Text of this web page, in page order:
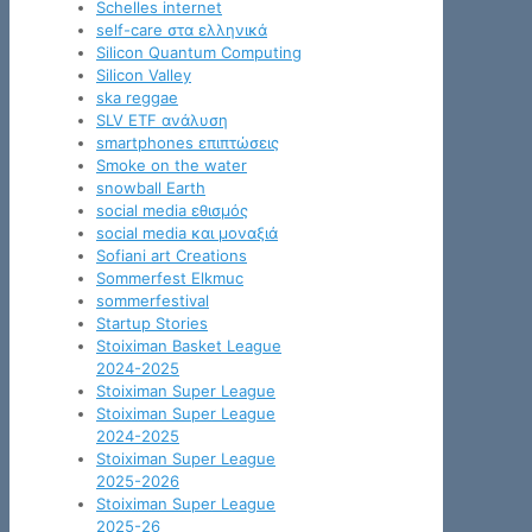
Schelles internet
self-care στα ελληνικά
Silicon Quantum Computing
Silicon Valley
ska reggae
SLV ETF ανάλυση
smartphones επιπτώσεις
Smoke on the water
snowball Earth
social media εθισμός
social media και μοναξιά
Sofiani art Creations
Sommerfest Elkmuc
sommerfestival
Startup Stories
Stoiximan Basket League
2024-2025
Stoiximan Super League
Stoiximan Super League
2024-2025
Stoiximan Super League
2025-2026
Stoiximan Super League
2025-26